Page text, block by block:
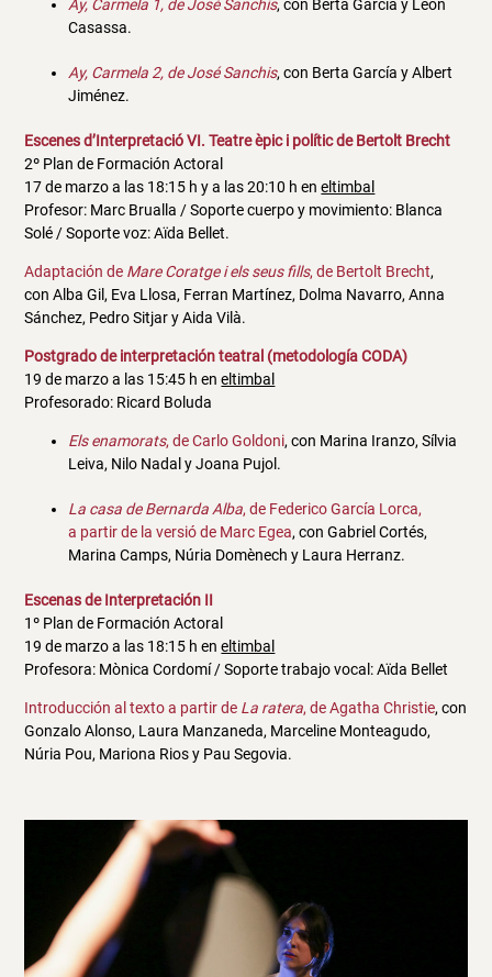
Ay, Carmela 1, de José Sanchis, con Berta García y Leon
Casassa.
Ay, Carmela 2, de José Sanchis, con Berta García y Albert
Jiménez.
Escenes d’Interpretació VI. Teatre èpic i polític de Bertolt Brecht
2º Plan de Formación Actoral
17 de marzo a las 18:15 h y a las 20:10 h eneltimbal
Profesor: Marc Brualla / Soporte cuerpo y movimiento: Blanca
Solé / Soporte voz: Aïda Bellet.
Adaptación de Mare Coratge i els seus fills, de Bertolt Brecht,
conAlba Gil, Eva Llosa, Ferran Martínez, Dolma Navarro, Anna
Sánchez, Pedro Sitjar y Aida Vilà.
Postgrado de interpretación teatral (metodología CODA)
19 de marzo a las 15:45 h eneltimbal
Profesorado: Ricard Boluda
Els enamorats, de Carlo Goldoni, con Marina Iranzo, Sílvia
Leiva, Nilo Nadal y Joana Pujol.
La casa de Bernarda Alba, de Federico García Lorca,
a partir de la versió de Marc Egea, con Gabriel Cortés,
Marina Camps, Núria Domènech y Laura Herranz.
Escenas de Interpretación II
1º Plan de Formación Actoral
19 de marzo a las 18:15 h eneltimbal
Profesora: Mònica Cordomí / Soporte trabajo vocal: Aïda Bellet
Introducción al texto a partir de La ratera, de Agatha Christie, con
Gonzalo Alonso, Laura Manzaneda, Marceline Monteagudo,
Núria Pou, Mariona Rios y Pau Segovia.